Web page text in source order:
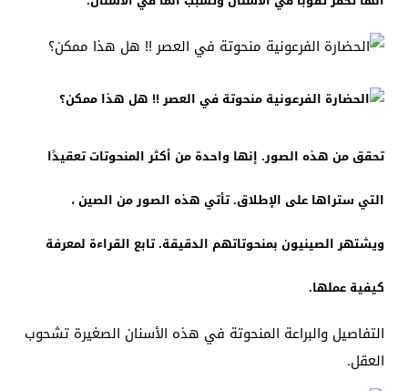
تحقق من هذه الصور. إنها واحدة من أكثر المنحوتات تعقيدًا
التي ستراها على الإطلاق. تأتي هذه الصور من الصين ،
ويشتهر الصينيون بمنحوتاتهم الدقيقة. تابع القراءة لمعرفة
كيفية عملها.
التفاصيل والبراعة المنحوتة في هذه الأسنان الصغيرة تشحوب
العقل.